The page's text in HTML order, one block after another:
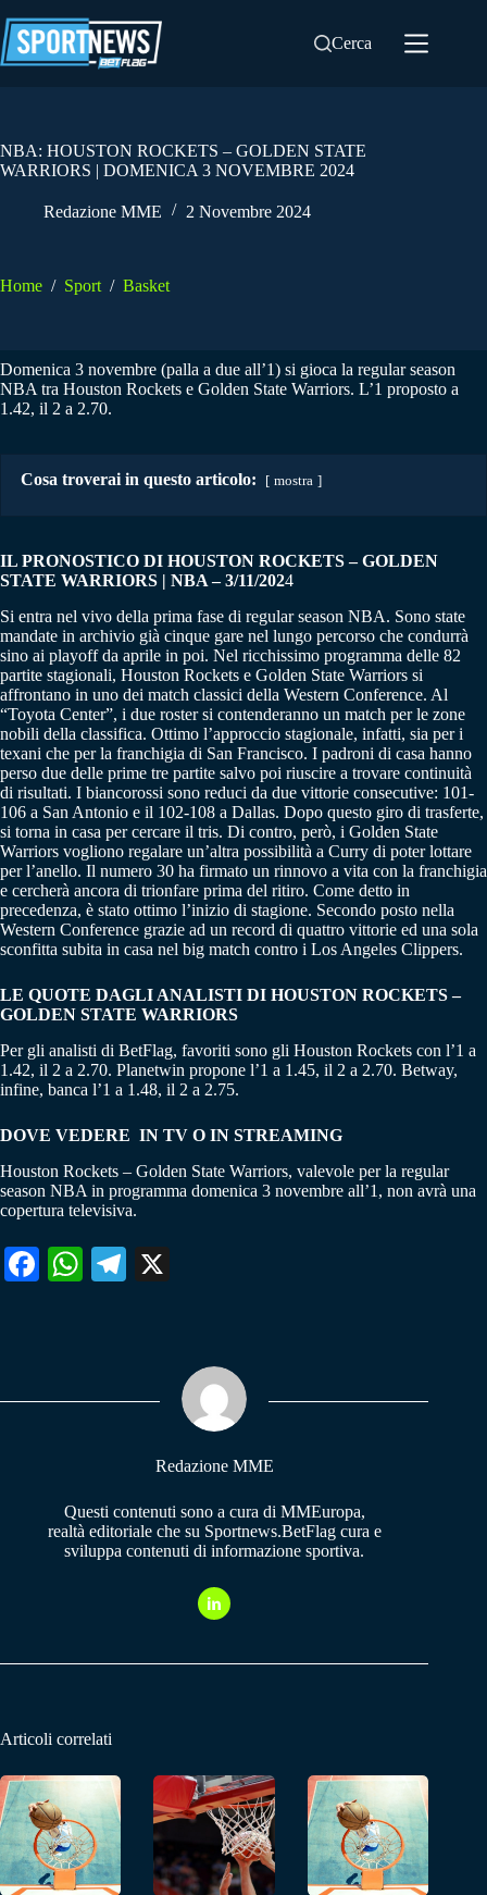
al
contenuto
Cerca
NBA: HOUSTON ROCKETS – GOLDEN STATE
WARRIORS | DOMENICA 3 NOVEMBRE 2024
Redazione MME 2 Novembre 2024
Home / Sport / Basket
Domenica 3 novembre (palla a due all’1) si gioca la regular season
NBA tra Houston Rockets e Golden State Warriors. L’1 proposto a
1.42, il 2 a 2.70.
Cosa troverai in questo articolo: mostra
IL PRONOSTICO DI HOUSTON ROCKETS – GOLDEN
STATE WARRIORS | NBA – 3/11/2024
Si entra nel vivo della prima fase di regular season NBA. Sono state
mandate in archivio già cinque gare nel lungo percorso che condurrà
sino ai playoff da aprile in poi. Nel ricchissimo programma delle 82
partite stagionali, Houston Rockets e Golden State Warriors si
affrontano in uno dei match classici della Western Conference. Al
“Toyota Center”, i due roster si contenderanno un match per le zone
nobili della classifica. Ottimo l’approccio stagionale, infatti, sia per i
texani che per la franchigia di San Francisco. I padroni di casa hanno
perso due delle prime tre partite salvo poi riuscire a trovare continuità
di risultati. I biancorossi sono reduci da due vittorie consecutive: 101-
106 a San Antonio e il 102-108 a Dallas. Dopo questo giro di trasferte,
si torna in casa per cercare il tris. Di contro, però, i Golden State
Warriors vogliono regalare un’altra possibilità a Curry di poter lottare
per l’anello. Il numero 30 ha firmato un rinnovo a vita con la franchigia
e cercherà ancora di trionfare prima del ritiro. Come detto in
precedenza, è stato ottimo l’inizio di stagione. Secondo posto nella
Western Conference grazie ad un record di quattro vittorie ed una sola
sconfitta subita in casa nel big match contro i Los Angeles Clippers.
LE QUOTE DAGLI ANALISTI DI HOUSTON ROCKETS –
GOLDEN STATE WARRIORS
Per gli analisti di BetFlag, favoriti sono gli Houston Rockets con l’1 a
1.42, il 2 a 2.70. Planetwin propone l’1 a 1.45, il 2 a 2.70. Betway,
infine, banca l’1 a 1.48, il 2 a 2.75.
DOVE VEDERE IN TV O IN STREAMING
Houston Rockets – Golden State Warriors, valevole per la regular
season NBA in programma domenica 3 novembre all’1, non avrà una
copertura televisiva.
Fa W
pp
Te
m
Redazione MME
Questi contenuti sono a cura di MMEuropa,
realtà editoriale che su Sportnews.BetFlag cura e
sviluppa contenuti di informazione sportiva.
Articoli correlati